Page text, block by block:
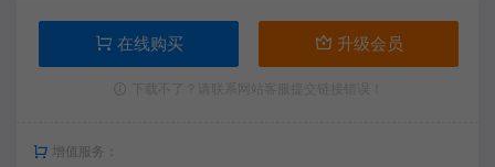
在线购买 升级会员
增值服务：